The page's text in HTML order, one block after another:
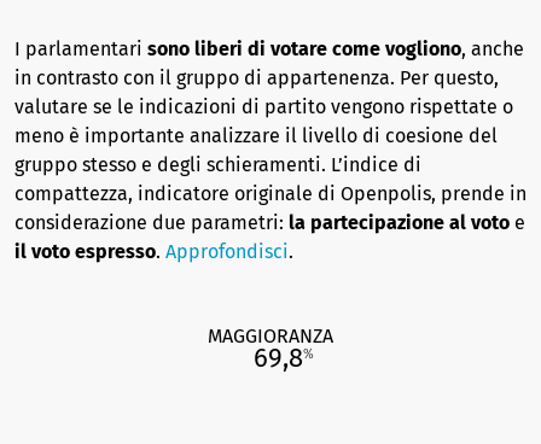
I parlamentari sono liberi di votare come vogliono, anche
in contrasto con il gruppo di appartenenza. Per questo,
valutare se le indicazioni di partito vengono rispettate o
meno è importante analizzare il livello di coesione del
gruppo stesso e degli schieramenti. L’indice di
compattezza, indicatore originale di Openpolis, prende in
considerazione due parametri: la partecipazione al voto e
il voto espresso. Approfondisci.
MAGGIORANZA
69,8%